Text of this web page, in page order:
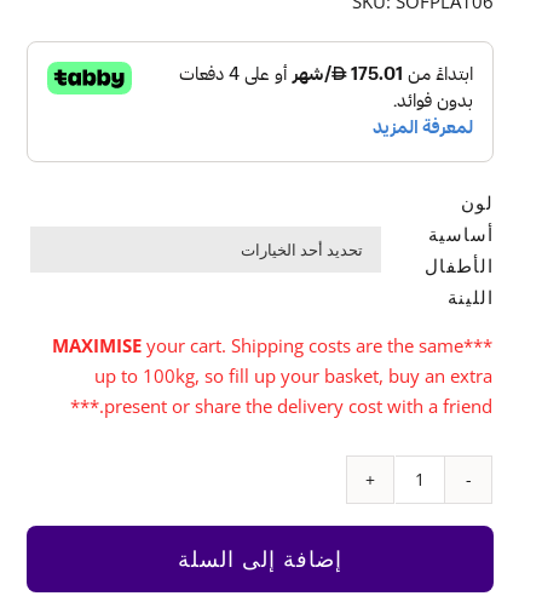
لون
أساسية
الأطفال
اللينة
***
MAXIMISEyour cart. Shipping costs are the same
up to 100kg, so fill up your basket, buy an extra
present or share the delivery cost with a friend.***
كمية
Mini
إضافة إلى السلة